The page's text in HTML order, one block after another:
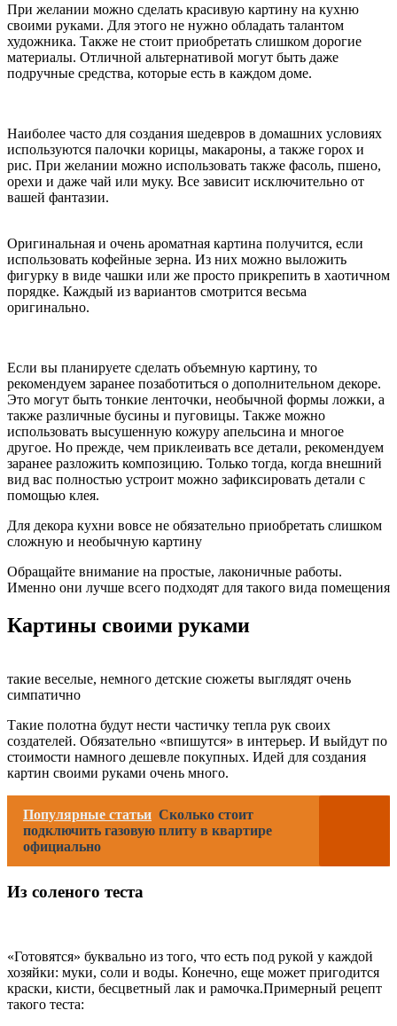
При желании можно сделать красивую картину на кухню
своими руками. Для этого не нужно обладать талантом
художника. Также не стоит приобретать слишком дорогие
материалы. Отличной альтернативой могут быть даже
подручные средства, которые есть в каждом доме.
Наиболее часто для создания шедевров в домашних условиях
используются палочки корицы, макароны, а также горох и
рис. При желании можно использовать также фасоль, пшено,
орехи и даже чай или муку. Все зависит исключительно от
вашей фантазии.
Оригинальная и очень ароматная картина получится, если
использовать кофейные зерна. Из них можно выложить
фигурку в виде чашки или же просто прикрепить в хаотичном
порядке. Каждый из вариантов смотрится весьма
оригинально.
Если вы планируете сделать объемную картину, то
рекомендуем заранее позаботиться о дополнительном декоре.
Это могут быть тонкие ленточки, необычной формы ложки, а
также различные бусины и пуговицы. Также можно
использовать высушенную кожуру апельсина и многое
другое. Но прежде, чем приклеивать все детали, рекомендуем
заранее разложить композицию. Только тогда, когда внешний
вид вас полностью устроит можно зафиксировать детали с
помощью клея.
Для декора кухни вовсе не обязательно приобретать слишком
сложную и необычную картину
Обращайте внимание на простые, лаконичные работы.
Именно они лучше всего подходят для такого вида помещения
Картины своими руками
такие веселые, немного детские сюжеты выглядят очень
симпатично
Такие полотна будут нести частичку тепла рук своих
создателей. Обязательно «впишутся» в интерьер. И выйдут по
стоимости намного дешевле покупных. Идей для создания
картин своими руками очень много.
Популярные статьи Сколько стоит
подключить газовую плиту в квартире
официально
Из соленого теста
«Готовятся» буквально из того, что есть под рукой у каждой
хозяйки: муки, соли и воды. Конечно, еще может пригодится
краски, кисти, бесцветный лак и рамочка.Примерный рецепт
такого теста: